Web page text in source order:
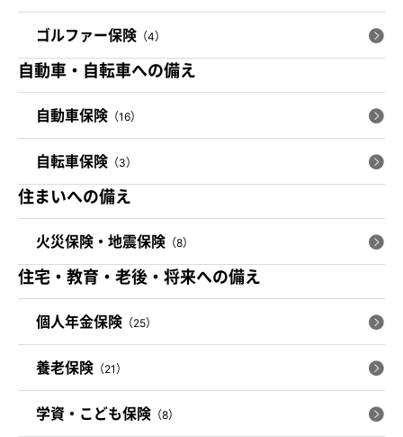
ゴルファー保険 （4）
自動車・自転車への備え
自動車保険 （16）
自転車保険 （3）
住まいへの備え
火災保険・地震保険 （8）
住宅・教育・老後・将来への備え
個人年金保険 （25）
養老保険 （21）
学資・こども保険 （8）